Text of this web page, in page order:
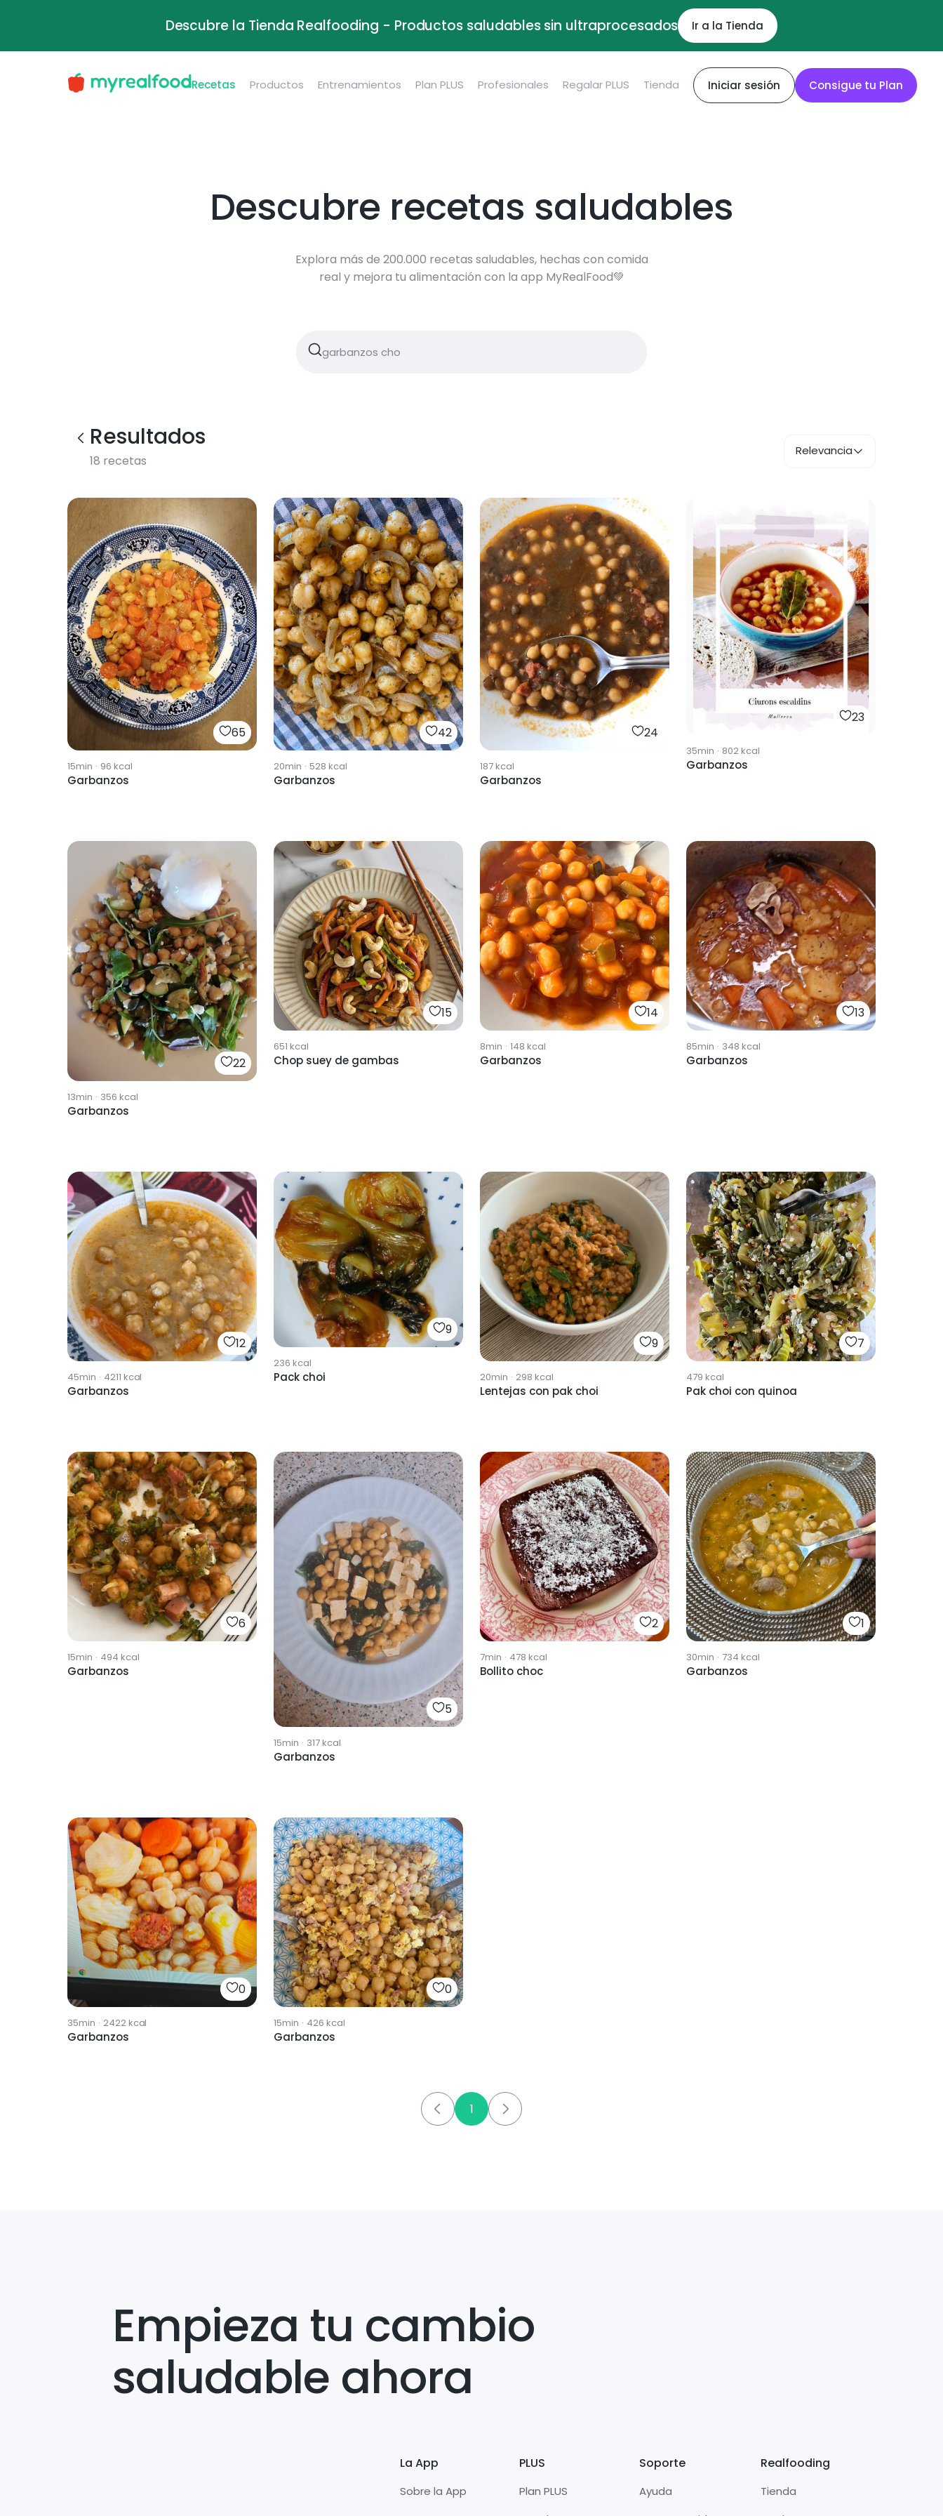
Descubre la Tienda Realfooding - Productos saludables sin ultraprocesados Ir a la Tienda
Recetas Productos Entrenamientos Plan PLUS Profesionales Regalar PLUS Tienda Iniciar sesión Consigue tu Plan
Descubre recetas saludables
Explora más de 200.000 recetas saludables, hechas con comida
real y mejora tu alimentación con la app MyRealFood💚
Resultados
18 recetas
Relevancia
65
15min · 96 kcal
Garbanzos
42
20min · 528 kcal
Garbanzos
24
187kcal
Garbanzos
23
35min · 802kcal
Garbanzos
22
13min · 356 kcal
Garbanzos
15
651 kcal
Chop suey de gambas
14
8min · 148 kcal
Garbanzos
13
85min · 348 kcal
Garbanzos
12
45min · 4211 kcal
Garbanzos
9
236 kcal
Pack choi
9
20min · 298 kcal
Lentejas con pak choi
7
479 kcal
Pak choi con quinoa
6
15min · 494 kcal
Garbanzos
5
15min · 317kcal
Garbanzos
2
7min · 478 kcal
Bollito choc
1
30min · 734 kcal
Garbanzos
0
35min · 2422kcal
Garbanzos
0
15min · 426 kcal
Garbanzos
1
Empieza tu cambio
saludable ahora
La App
Sobre la App
PLUS
Plan PLUS
Soporte
Ayuda
Realfooding
Tienda